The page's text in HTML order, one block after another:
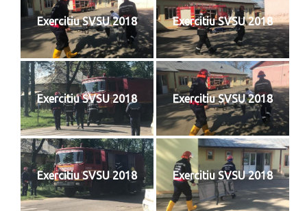
Exercitiu SVSU 2018 Exercitiu SVSU 2018
Exercitiu SVSU 2018 Exercitiu SVSU 2018
Exercitiu SVSU 2018 Exercitiu SVSU 2018